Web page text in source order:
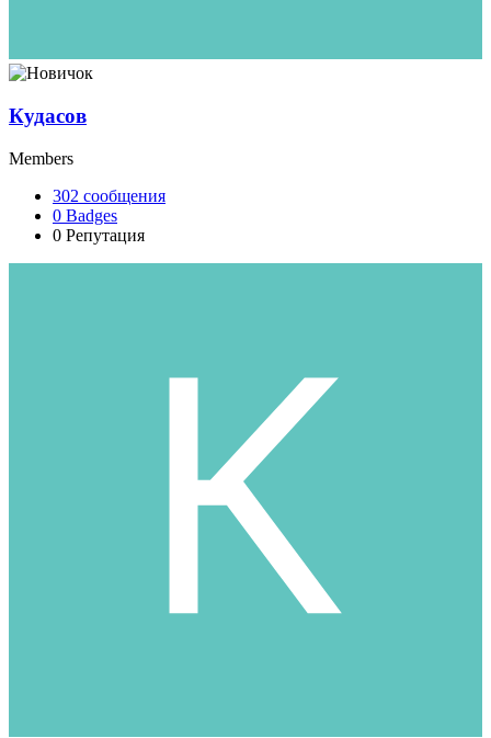
Кудасов
Members
302 сообщения
0 Badges
0 Репутация